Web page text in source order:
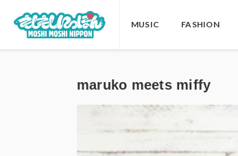
MUSIC FASHION
maruko meets miffy